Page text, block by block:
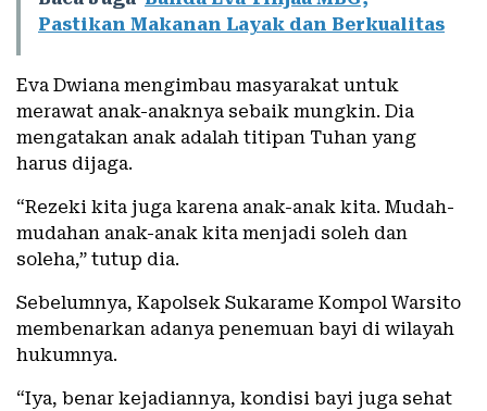
Pastikan Makanan Layak dan Berkualitas
Eva Dwiana mengimbau masyarakat untuk
merawat anak-anaknya sebaik mungkin. Dia
mengatakan anak adalah titipan Tuhan yang
harus dijaga.
“Rezeki kita juga karena anak-anak kita. Mudah-
mudahan anak-anak kita menjadi soleh dan
soleha,” tutup dia.
Sebelumnya, Kapolsek Sukarame Kompol Warsito
membenarkan adanya penemuan bayi di wilayah
hukumnya.
“Iya, benar kejadiannya, kondisi bayi juga sehat